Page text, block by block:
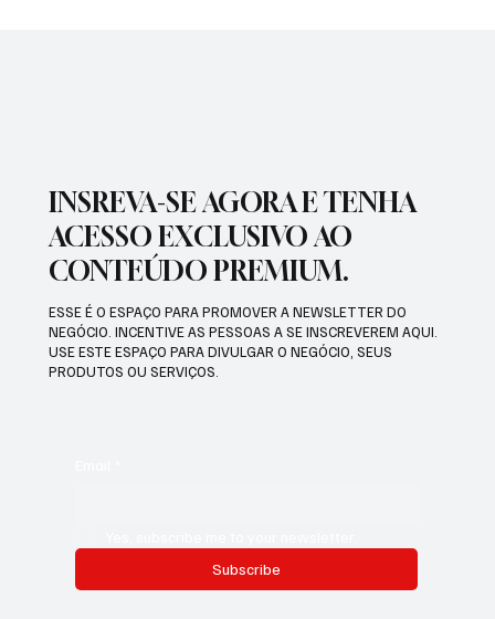
INSREVA-SE AGORA E TENHA
ACESSO EXCLUSIVO AO
CONTEÚDO PREMIUM.
ESSE É O ESPAÇO PARA PROMOVER A NEWSLETTER DO
NEGÓCIO. INCENTIVE AS PESSOAS A SE INSCREVEREM AQUI.
USE ESTE ESPAÇO PARA DIVULGAR O NEGÓCIO, SEUS
PRODUTOS OU SERVIÇOS.
Subscribe